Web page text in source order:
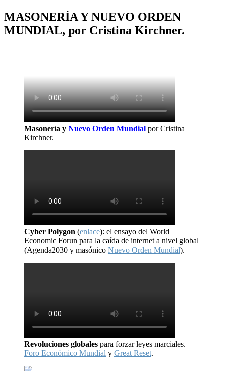
MASONERÍA Y NUEVO ORDEN
MUNDIAL, por Cristina Kirchner.
Masonería y Nuevo Orden Mundial por Cristina
Kirchner.
Cyber Polygon (enlace): el ensayo del World
Economic Forun para la caída de internet a nivel global
(Agenda2030 y masónico Nuevo Orden Mundial).
Revoluciones globales para forzar leyes marciales.
Foro Económico Mundial y Great Reset.